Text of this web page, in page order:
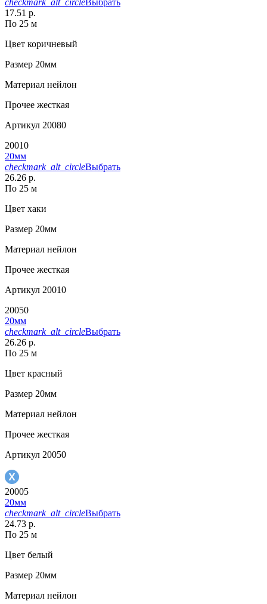
17.51 р.
По 25 м
Цвет коричневый
Размер 20мм
Материал нейлон
Прочее жесткая
Артикул 20080
20010
20мм
checkmark_alt_circleВыбрать
26.26 р.
По 25 м
Цвет хаки
Размер 20мм
Материал нейлон
Прочее жесткая
Артикул 20010
20050
20мм
checkmark_alt_circleВыбрать
26.26 р.
По 25 м
Цвет красный
Размер 20мм
Материал нейлон
Прочее жесткая
Артикул 20050
20005
20мм
checkmark_alt_circleВыбрать
24.73 р.
По 25 м
Цвет белый
Размер 20мм
Материал нейлон